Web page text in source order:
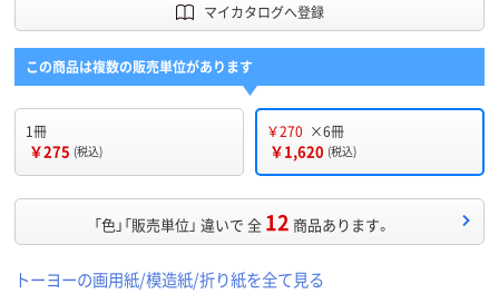
マイカタログへ登録
この商品は複数の販売単位があります
1冊
￥275 (税込)
￥270 ×6冊
￥1,620 (税込)
「色」「販売単位」 違いで 全 12 商品あります。
トーヨーの画用紙/模造紙/折り紙を全て見る